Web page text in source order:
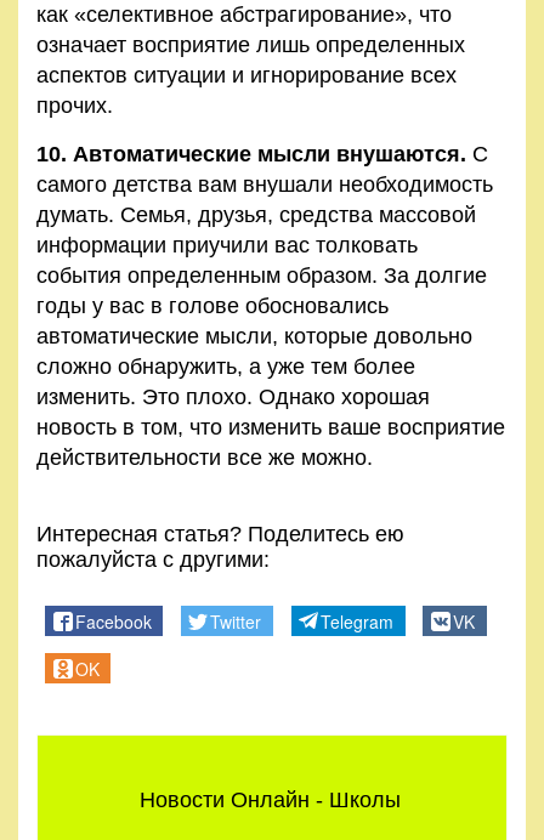
как «селективное абстрагирование», что
означает восприятие лишь определенных
аспектов ситуации и игнорирование всех
прочих.
10. Автоматические мысли внушаются. С
самого детства вам внушали необходимость
думать. Семья, друзья, средства массовой
информации приучили вас толковать
события определенным образом. За долгие
годы у вас в голове обосновались
автоматические мысли, которые довольно
сложно обнаружить, а уже тем более
изменить. Это плохо. Однако хорошая
новость в том, что изменить ваше восприятие
действительности все же можно.
Интересная статья? Поделитесь ею
пожалуйста с другими:
Facebook Twitter Telegram
VK
OK
Новости Онлайн - Школы